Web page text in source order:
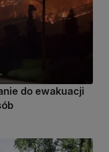
do ewakuacji